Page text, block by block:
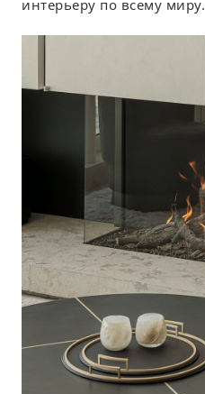
интерьеру по всему миру.